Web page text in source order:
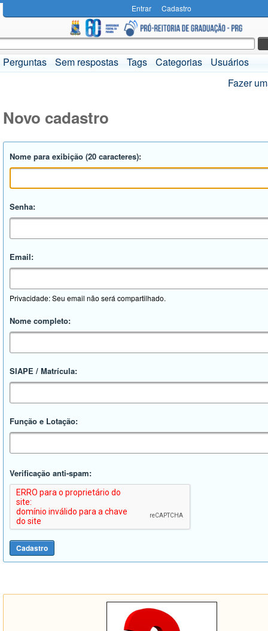
Entrar Cadastro
Perguntas Sem respostas Tags Categorias
Usuários
Fazer
Novo cadastro
Nome para exibição (20 caracteres):
Senha:
Email:
Privacidade: Seu email não será compartilhado.
Nome completo:
SIAPE / Matrícula:
Função e Lotação:
Verificação anti-spam: